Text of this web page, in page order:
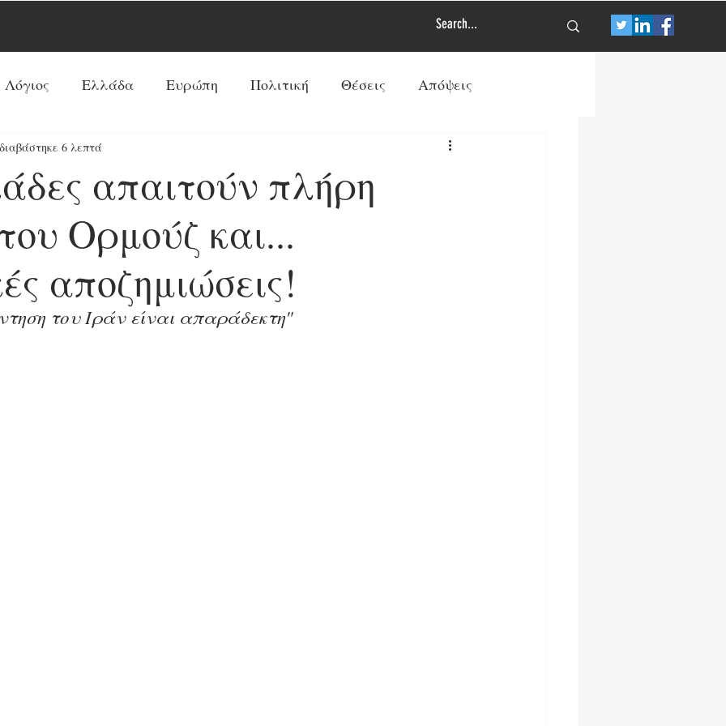
Ελλάδα Ευρώπη Πολιτική Θέσεις Απόψεις
Νέα Τάξη Πραγμάτων Πολιτισμός
Αντί-Νέα Τάξη Πραγμάτων
Κοινωνία Παπισμός-Προτεσταντισμός
απαιτούν πλήρη
Ορμούζ και...
αποζημιώσεις!
διαβάστηκε 6 λεπτά
του Ιράν είναι απαράδεκτη"